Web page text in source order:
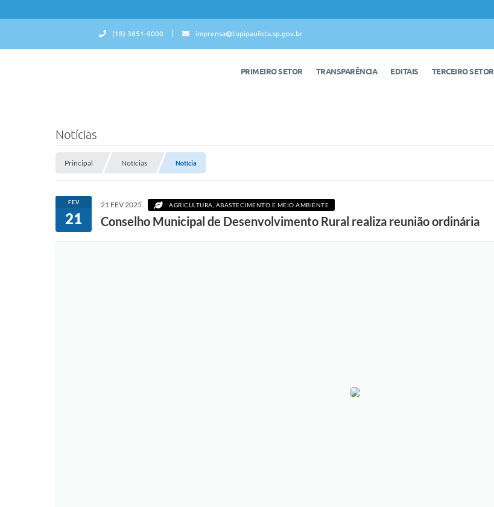
(18) 3851-9000 imprensa@tupipaulista.sp.gov.br
PRIMEIRO SETOR TRANSPARÊNCIA EDITAIS TERCEIRO SETOR
Notícias
Principal Notícias Notícia
FEV
21
21 FEV 2025 AGRICULTURA, ABASTECIMENTO E MEIO AMBIENTE
Conselho Municipal de Desenvolvimento Rural realiza reunião ordinária